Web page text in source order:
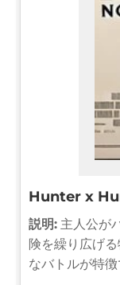
Hunter x
説明: 主人公が
険を繰り広げ
なバトルが特徴